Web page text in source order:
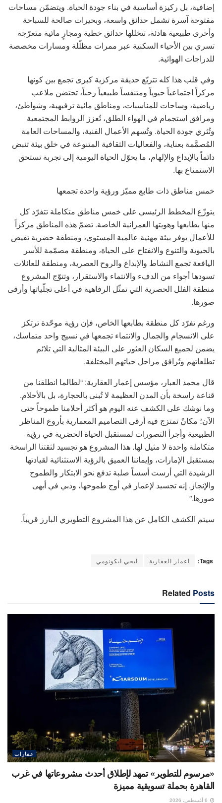
إضافية، بل ركيزة أساسية في بناء جودة الحياة. ويتضمّن مساحات
مفتوحة آسرة تشمل حدائق واسعة، وبحيرات صالحة للسباحة
وأخرى طبيعية هادئة، تتخللها حدائق خطية ومجارٍ مائية متعرّجة
تسري بين الأحياء السكنية عبر ممرات مظلّلة ومسارات مخصصة
للدراجات الهوائية.
وفي قلب هذا كله تتربّع حديقة مركزية كبرى تجمع بين كونها
مركزاً اجتماعياً حيوياً ومتنفساً طبيعياً رحباً، تحتضن ملاعب
رياضية، وساحات للمناسبات، ومناطق مائية ترفيهية، وشواطئ،
ومرافق استجمام في الهواء الطلق، تُعزز الروابط المجتمعية
وتُثري جودة الحياة. وتُسهم الأعمال الفنية، والمساحات العامة
المُصمَّمة بعناية، والفعاليات الثقافية المتنوعة في خلق بيئة تنبض
دائماً بالإبداع والإلهام، ما يحوّل الحياة اليومية إلى تجربة تستحق
الاستمتاع بها.
خمس مناطق ذات طابع مميّز ورؤية واحدة تجمعها
يتوزّع المخطط الرئيسي على خمس مناطق متكاملة تتفرّد كل
منها بطابعها وهويتها العمرانية الخاصة. تضمّ هذه المناطق مركزاً
للأعمال يوفر بيئة مهنية عالمية المستوى، ومنطقة حضرية تفيض
بالحيوية والتنوع والانفتاح على الحياة، ومنطقة مصمّمة للأسر
اليافعة تجمع النشاط والإبداع والروح العصرية، ومنطقة للعائلات
تسودها أجواء من الدفء والانتماء والاستقرار، وتتوّج المشروع
منطقة الفلل الحصرية التي تمثّل الرفاهية في أعلى تجلّياتها وأرقى
صورها.
ورغم تفرّد كل منطقة بطابعها الخاص، فإن رؤية موحّدة ترتكز
على الانسجام والجمال والانتماء تجمعها في نسيج واحد متماسك،
يضمن لجميع السكان العثور على البيئة المثالية التي تلائم
تطلعاتهم وتُرافق مراحل حياتهم المختلفة.
قال محمد العبار، مؤسس إعمار العقارية: “لطالما انطلقنا من
قناعة راسخة بأن المدن العظيمة لا تُبنى بالحجارة، بل بالأحلام.
وما نوشك على الكشف عنه اليوم هو أكثر أحلامنا طموحاً حتى
الآن؛ مكانٌ تمتزج فيه أرقى التصاميم المعمارية بأروع المناظر
الطبيعية وأجرأ التصورات لمستقبل الحياة الحضرية في رؤية
متكاملة واحدة لا مثيل لها. هذا المشروع هو تجسيد لثقتنا الراسخة
بمستقبل الإمارات، وإيماننا العميق بالرؤية الاستثنائية لقيادتها
الرشيدة التي أرست أسساً صلبة تدفع نحو الابتكار والطموح
والإنجاز. إنه تجسيد لإعمار في أوج طموحها، ودبي في أبهى
صورها.”
سيتم الكشف الكامل عن هذا المشروع التطويري البارز قريباً.
Tags: اعمار العقارية ايجي ايكونومي
Related Posts
عقارات
«مرسوم للتطوير» تمهد لإطلاق أحدث مشروعاتها في غرب
القاهرة بحملة تسويقية مميزة